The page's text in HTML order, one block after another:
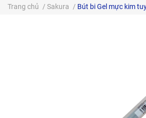
Trang chủ / Sakura / Bút bi Gel mực kim